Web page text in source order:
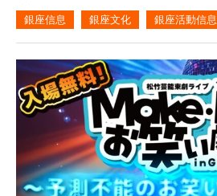
我的頁面
銀座信息 銀座文化 銀座活動信息